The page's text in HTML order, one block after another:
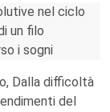
nel ciclo
un filo
i sogni
Dalla difficoltà
del